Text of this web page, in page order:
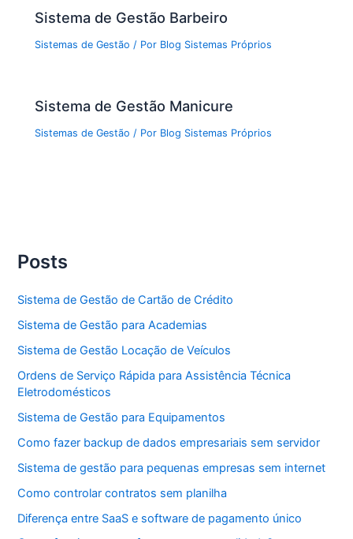
Sistema de Gestão Barbeiro
Sistemas de Gestão / Por Blog Sistemas Próprios
Sistema de Gestão Manicure
Sistemas de Gestão / Por Blog Sistemas Próprios
Posts
Sistema de Gestão de Cartão de Crédito
Sistema de Gestão para Academias
Sistema de Gestão Locação de Veículos
Ordens de Serviço Rápida para Assistência Técnica
Eletrodomésticos
Sistema de Gestão para Equipamentos
Como fazer backup de dados empresariais sem servidor
Sistema de gestão para pequenas empresas sem internet
Como controlar contratos sem planilha
Diferença entre SaaS e software de pagamento único